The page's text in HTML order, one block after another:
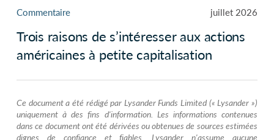
Commentaire juillet 2026
Trois raisons de s’intéresser aux actions
américaines à petite capitalisation
Ce document a été rédigé par Lysander Funds Limited (« Lysander »)
uniquement à des fins d'information. Les informations contenues
dans ce document ont été dérivées ou obtenues de sources estimées
dignes de confiance et fiables. Lysander n'assume aucune